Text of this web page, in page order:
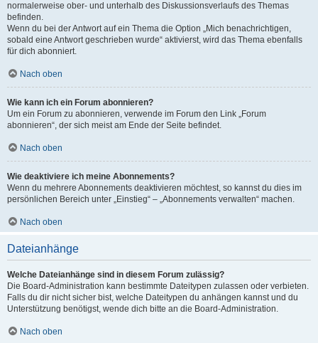
normalerweise ober- und unterhalb des Diskussionsverlaufs des Themas
befinden.
Wenn du bei der Antwort auf ein Thema die Option „Mich benachrichtigen,
sobald eine Antwort geschrieben wurde“ aktivierst, wird das Thema ebenfalls
für dich abonniert.
Nach oben
Wie kann ich ein Forum abonnieren?
Um ein Forum zu abonnieren, verwende im Forum den Link „Forum
abonnieren“, der sich meist am Ende der Seite befindet.
Nach oben
Wie deaktiviere ich meine Abonnements?
Wenn du mehrere Abonnements deaktivieren möchtest, so kannst du dies im
persönlichen Bereich unter „Einstieg“ – „Abonnements verwalten“ machen.
Nach oben
Dateianhänge
Welche Dateianhänge sind in diesem Forum zulässig?
Die Board-Administration kann bestimmte Dateitypen zulassen oder verbieten.
Falls du dir nicht sicher bist, welche Dateitypen du anhängen kannst und du
Unterstützung benötigst, wende dich bitte an die Board-Administration.
Nach oben